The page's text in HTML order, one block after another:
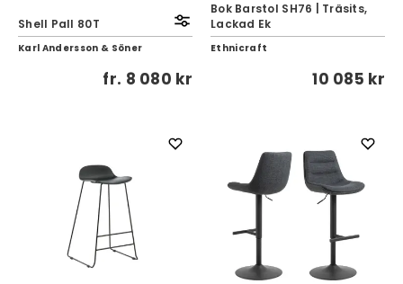
Shell Pall 80T
Karl Andersson & Söner
fr. 8 080 kr
Bok Barstol SH76 | Träsits,
Lackad Ek
Ethnicraft
10 085 kr